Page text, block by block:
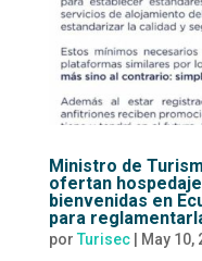
Ministro de
ofertan
bienvenidas en
para
por Turisec| May 10,